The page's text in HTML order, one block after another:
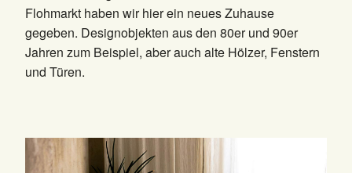
Flohmarkt haben wir hier ein neues Zuhause
gegeben. Designobjekten aus den 80er und 90er
Jahren zum Beispiel, aber auch alte Hölzer, Fenstern
und Türen.